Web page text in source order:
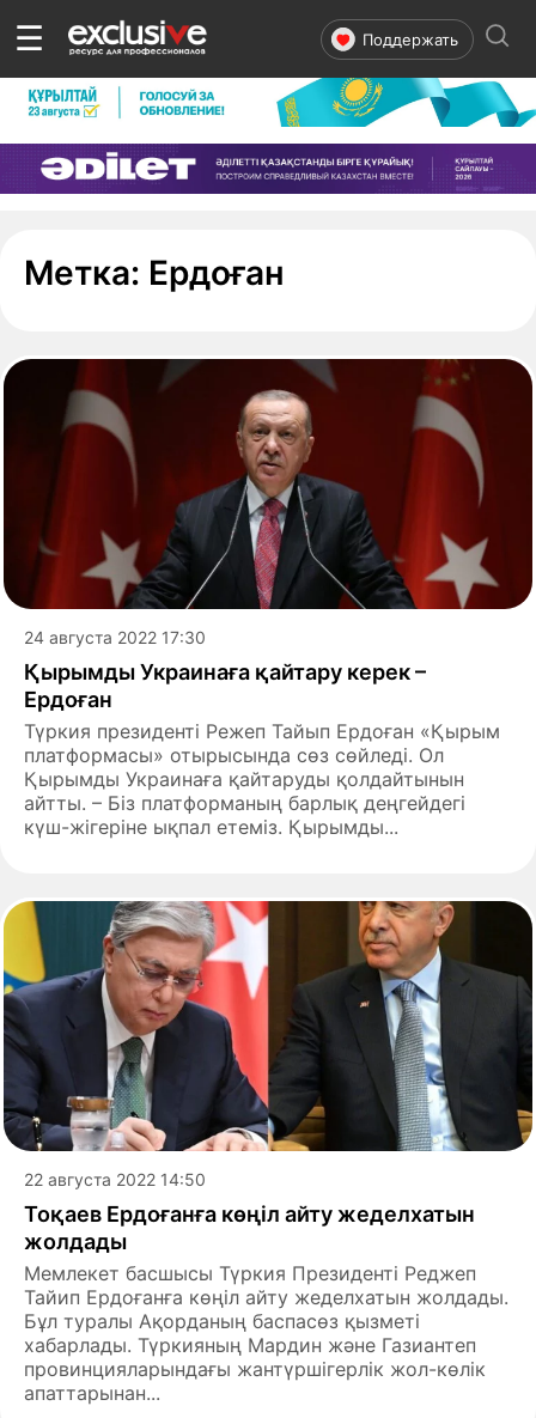
☰ Поддержать
Метка: Ердоған
24 августа 2022 17:30
Қырымды Украинаға қайтару керек –
Ердоған
Түркия президенті Режеп Тайып Ердоған «Қырым
платформасы» отырысында сөз сөйледі. Ол
Қырымды Украинаға қайтаруды қолдайтынын
айтты. – Біз платформаның барлық деңгейдегі
күш-жігеріне ықпал етеміз. Қырымды...
22 августа 2022 14:50
Тоқаев Ердоғанға көңіл айту жеделхатын
жолдады
Мемлекет басшысы Түркия Президенті Реджеп
Тайип Ердоғанға көңіл айту жеделхатын жолдады.
Бұл туралы Ақорданың баспасөз қызметі
хабарлады. Түркияның Мардин және Газиантеп
провинцияларындағы жантүршігерлік жол-көлік
апаттарынан...